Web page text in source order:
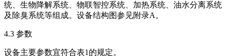
统、生物降解系统、物联智控系统、加热系统、油水分离系统
及除臭系统等组成。设备结构图参见附录A。
4.3 参数
设备主要参数宜符合表1的规定。